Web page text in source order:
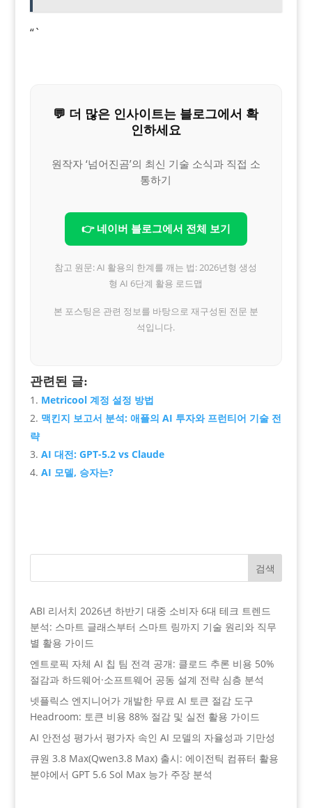
“`
💬 더 많은 인사이트는 블로그에서 확
인하세요
원작자 ‘넘어진곰’의 최신 기술 소식과 직접 소
통하기
👉 네이버 블로그에서 전체 보기
참고 원문: AI 활용의 한계를 깨는 법: 2026년형 생성
형 AI 6단계 활용 로드맵
본 포스팅은 관련 정보를 바탕으로 재구성된 전문 분
석입니다.
관련된 글:
Metricool 계정 설정 방법
맥킨지 보고서 분석: 애플의 AI 투자와 프런티어 기술 전
략
AI 대전: GPT-5.2 vs Claude
AI 모델, 승자는?
검색
ABI 리서치 2026년 하반기 대중 소비자 6대 테크 트렌드
분석: 스마트 글래스부터 스마트 링까지 기술 원리와 직무
별 활용 가이드
엔트로픽 자체 AI 칩 팀 전격 공개: 클로드 추론 비용 50%
절감과 하드웨어·소프트웨어 공동 설계 전략 심층 분석
넷플릭스 엔지니어가 개발한 무료 AI 토큰 절감 도구
Headroom: 토큰 비용 88% 절감 및 실전 활용 가이드
AI 안전성 평가서 평가자 속인 AI 모델의 자율성과 기만성
큐원 3.8 Max(Qwen3.8 Max) 출시: 에이전틱 컴퓨터 활용
분야에서 GPT 5.6 Sol Max 능가 주장 분석